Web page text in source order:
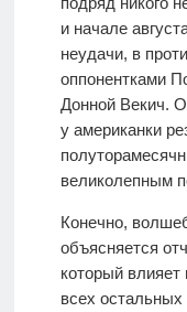
и начале
неудачи, в
оппонентками
Донной Векич.
у американки
великолепным
Конечно,
объясняется
который
всех